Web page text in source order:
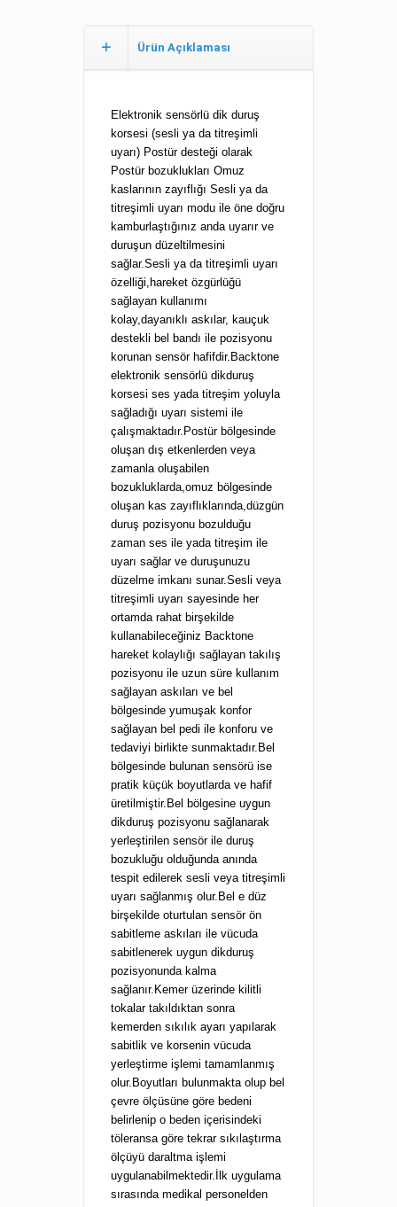
Ürün Açıklaması
Elektronik sensörlü dik duruş
korsesi (sesli ya da titreşimli
uyarı) Postür desteği olarak
Postür bozuklukları Omuz
kaslarının zayıflığı Sesli ya da
titreşimli uyarı modu ile öne doğru
kamburlaştığınız anda uyarır ve
duruşun düzeltilmesini
sağlar.Sesli ya da titreşimli uyarı
özelliği,hareket özgürlüğü
sağlayan kullanımı
kolay,dayanıklı askılar, kauçuk
destekli bel bandı ile pozisyonu
korunan sensör hafifdir.Backtone
elektronik sensörlü dikduruş
korsesi ses yada titreşim yoluyla
sağladığı uyarı sistemi ile
çalışmaktadır.Postür bölgesinde
oluşan dış etkenlerden veya
zamanla oluşabilen
bozukluklarda,omuz bölgesinde
oluşan kas zayıflıklarında,düzgün
duruş pozisyonu bozulduğu
zaman ses ile yada titreşim ile
uyarı sağlar ve duruşunuzu
düzelme imkanı sunar.Sesli veya
titreşimli uyarı sayesinde her
ortamda rahat birşekilde
kullanabileceğiniz Backtone
hareket kolaylığı sağlayan takılış
pozisyonu ile uzun süre kullanım
sağlayan askıları ve bel
bölgesinde yumuşak konfor
sağlayan bel pedi ile konforu ve
tedaviyi birlikte sunmaktadır.Bel
bölgesinde bulunan sensörü ise
pratik küçük boyutlarda ve hafif
üretilmiştir.Bel bölgesine uygun
dikduruş pozisyonu sağlanarak
yerleştirilen sensör ile duruş
bozukluğu olduğunda anında
tespit edilerek sesli veya titreşimli
uyarı sağlanmış olur.Bel e düz
birşekilde oturtulan sensör ön
sabitleme askıları ile vücuda
sabitlenerek uygun dikduruş
pozisyonunda kalma
sağlanır.Kemer üzerinde kilitli
tokalar takıldıktan sonra
kemerden sıkılık ayarı yapılarak
sabitlik ve korsenin vücuda
yerleştirme işlemi tamamlanmış
olur.Boyutları bulunmakta olup bel
çevre ölçüsüne göre bedeni
belirlenip o beden içerisindeki
töleransa göre tekrar sıkılaştırma
ölçüyü daraltma işlemi
uygulanabilmektedir.İlk uygulama
sırasında medikal personelden